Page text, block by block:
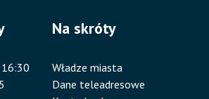
16:30
Na skróty
Władze miasta
Dane teleadresowe